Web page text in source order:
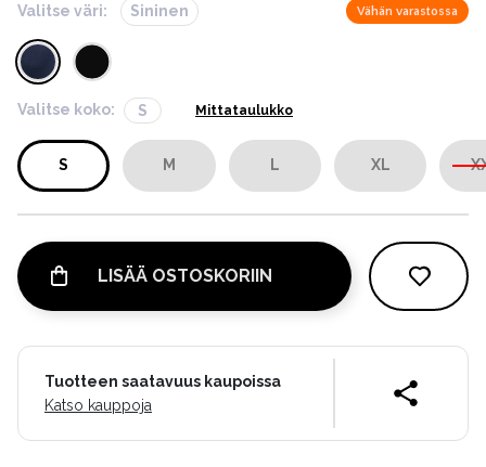
Valitse väri: Sininen Vähän varastossa
Valitse koko: S Mittataulukko
S M L XL
LISÄÄ OSTOSKORIIN
Tuotteen saatavuus kaupoissa
Katso kauppoja